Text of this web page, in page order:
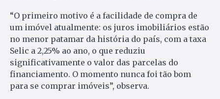
“O primeiro motivo é a facilidade de compra de
um imóvel atualmente: os juros imobiliários estão
no menor patamar da história do país, com a taxa
Selic a 2,25% ao ano, o que reduziu
significativamente o valor das parcelas do
financiamento. O momento nunca foi tão bom
para se comprar imóveis”, observa.